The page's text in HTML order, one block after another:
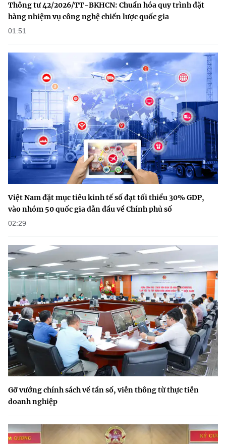
Thông tư 42/2026/TT-BKHCN: Chuẩn hóa quy trình đặt
hàng nhiệm vụ công nghệ chiến lược quốc gia
01:51
Việt Nam đặt mục tiêu kinh tế số đạt tối thiểu 30% GDP,
vào nhóm 50 quốc gia dẫn đầu về Chính phủ số
02:29
Gỡ vướng chính sách về tần số, viễn thông từ thực tiễn
doanh nghiệp